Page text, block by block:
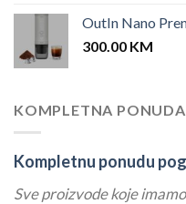
OutIn Nano
300.00 KM
KOMPLETNA PONUDA
Kompletnu ponudu
Sve proizvode koje